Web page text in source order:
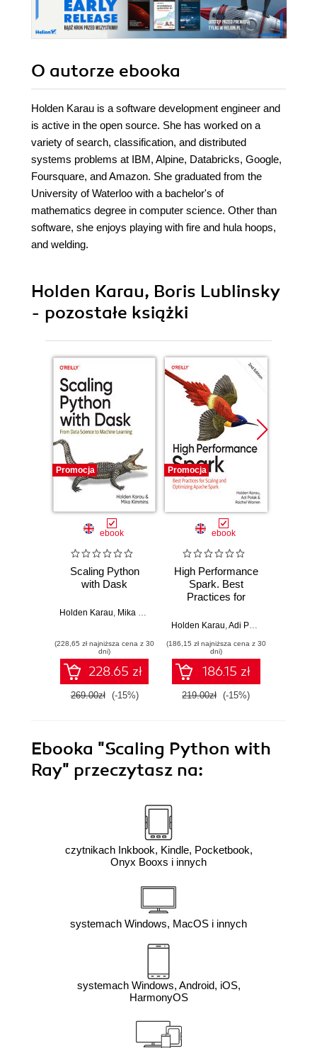
O autorze ebooka
Holden Karau is a software development engineer and
is active in the open source. She has worked on a
variety of search, classification, and distributed
systems problems at IBM, Alpine, Databricks, Google,
Foursquare, and Amazon. She graduated from the
University of Waterloo with a bachelor's of
mathematics degree in computer science. Other than
software, she enjoys playing with fire and hula hoops,
and welding.
Holden Karau, Boris Lublinsky
- pozostałe książki
Promocja
ebook
Scaling Python
with Dask
Holden Karau Mika Kimmins
(228,65 zł najniższa cena z 30
dni)
228.65 zł
269.00zł (-15%)
Promocja
ebook
High Performance
Spark. Best
Practices for
Optimizing Apache
Holden Karau Adi Polak
(186,15 zł najniższa cena z 30
dni)
186.15 zł
219.00zł (-15%)
Ebooka "Scaling Python with
Ray" przeczytasz na:
czytnikach Inkbook, Kindle, Pocketbook,
Onyx Booxs i innych
systemach Windows, MacOS i innych
systemach Windows, Android, iOS,
HarmonyOS